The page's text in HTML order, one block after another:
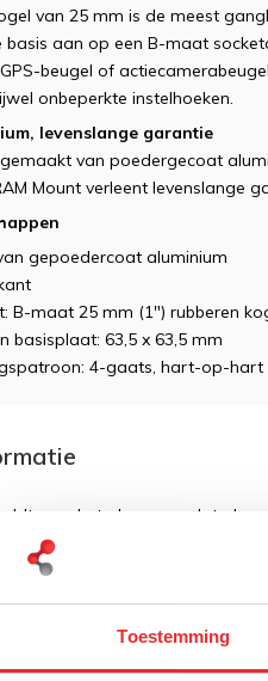
Toestemming
van 25 mm is de meest
basis aan op een B-maat
beugel of
onbeperkte instelhoeken.
levenslange garantie
van poedergecoat
Mount verleent levenslange
gepoedercoat aluminium
B-maat 25 mm (1") rubberen
basisplaat: 63,5 x 63,5 mm
4-gaats, hart-op-hart
over het algemeen dat als
de volgende dag plaatsvindt.